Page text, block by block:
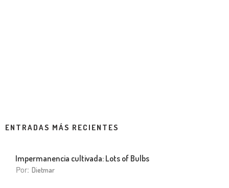
ENTRADAS MÁS RECIENTES
Impermanencia cultivada: Lots of Bulbs
Por: Dietmar